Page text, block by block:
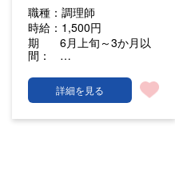
職種： 調理師
時給： 1,500円
期
間：
6月上旬～3か月以
…
詳細を見る